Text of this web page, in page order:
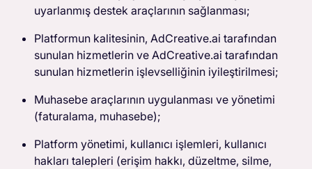
uyarlanmış destek araçlarının sağlanması;
Platformun kalitesinin, AdCreative.ai tarafından
sunulan hizmetlerin ve AdCreative.ai tarafından
sunulan hizmetlerin işlevselliğinin iyileştirilmesi;
Muhasebe araçlarının uygulanması ve yönetimi
(faturalama, muhasebe);
Platform yönetimi, kullanıcı işlemleri, kullanıcı
hakları talepleri (erişim hakkı, düzeltme, silme,